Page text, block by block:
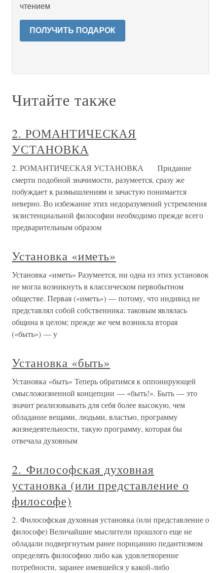
чтением
ПОЛУЧИТЬ ПОДАРОК
Читайте также
2. РОМАНТИЧЕСКАЯ
УСТАНОВКА
2. РОМАНТИЧЕСКАЯ УСТАНОВКА Придание
смерти подобной значимости, разумеется, сразу же
побуждает к размышлениям и зачастую понимается
неверно. Во избежание этих недоразумений устремления
экзистенциальной философии необходимо прежде всего
предварительным образом
Установка «иметь»
Установка «иметь» Разумеется, ни одна из этих установок
не могла возникнуть в классическом первобытном
обществе. Первая («иметь») — потому, что индивид не
представлял собой собственника: таковым являлась
община в целом; прежде же чем возникла вторая
(«быть») — у
Установка «быть»
Установка «быть» Теперь обратимся к оппонирующей
смысложизненной концепции — «быть!». Быть — это
значит реализовывать для себя более высокую, чем
обладание вещами, людьми, властью, программу
жизнедеятельности, такую программу, которая бы
отвечала духовным
2. Философская духовная
установка (или представление о
философе)
2. Философская духовная установка (или представление о
философе) Величайшие мыслители прошлого еще не
обладали подвергнутым ранее порицанию педантизмом
определять философию либо как удовлетворение
потребности, заранее имевшейся у какой-либо